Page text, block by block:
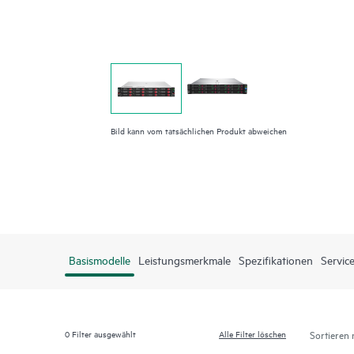
Bild kann vom tatsächlichen Produkt abweichen
Basismodelle Leistungsmerkmale Spezifikationen
0Filter ausgewählt Alle Filter löschen Sortieren